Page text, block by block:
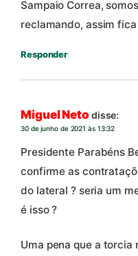
Sampaio Correa,
reclamando, assim
Responder
Miguel Neto disse:
30 de junho de 2021 às 13:32
Presidente Parabéns
confirme as
do lateral ? seria um
é isso ?
Uma pena que a torcia